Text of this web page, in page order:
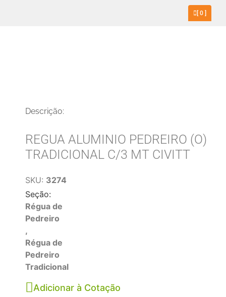
[0
Descrição:
REGUA ALUMINIO PEDREIRO (O)
TRADICIONAL C/3 MT CIVITT
SKU: 3274
Seção:
Régua de
Pedreiro
,
Régua de
Pedreiro
Tradicional
Adicionar à Cotação